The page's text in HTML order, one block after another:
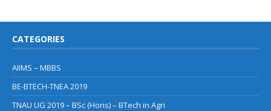
CATEGORIES
AIIMS – MBBS
BE-BTECH-TNEA 2019
TNAU UG 2019 – BSc (Hons) – BTech in Agri